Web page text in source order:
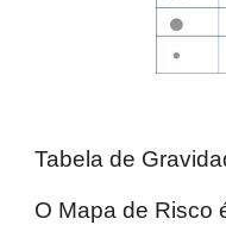
Tabela de
O Mapa de Risco